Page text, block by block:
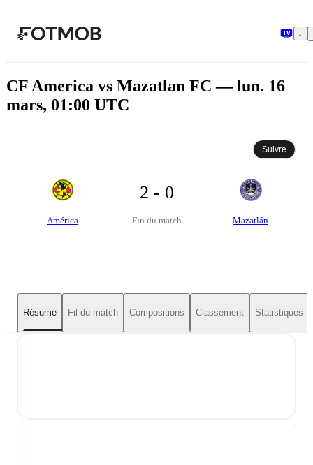
CF America vs Mazatlan FC — lun. 16
mars, 01:00 UTC
Suivre
América
2 - 0
Fin du match Mazatlán
Résumé Fil du match Compositions Classement Statistiques